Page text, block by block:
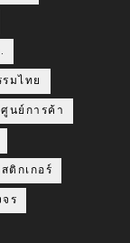
มไทย
ศูนย์การค้า
สติกเกอร์
ร